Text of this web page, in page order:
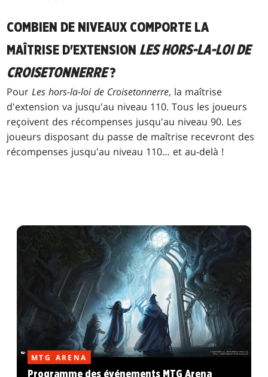
COMBIEN DE NIVEAUX COMPORTE LA
MAÎTRISE D'EXTENSION LES HORS-LA-LOI DE
CROISETONNERRE?
PourLes hors-la-loi de Croisetonnerre, la maîtrise
d'extension va jusqu'au niveau 110. Tous les joueurs
reçoivent des récompenses jusqu'au niveau 90. Les
joueurs disposant du passe de maîtrise recevront des
récompenses jusqu'au niveau 110… et au-delà !
MTG ARENA
Programme des événements MTG Arena